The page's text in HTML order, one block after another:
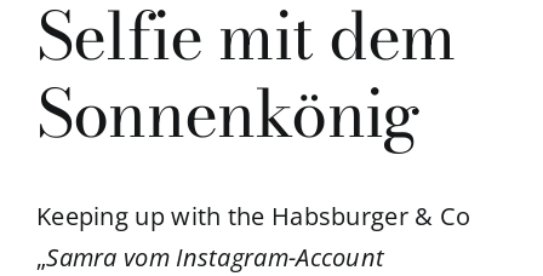
Selfie mit dem
Sonnenkönig
Keeping up with the Habsburger & Co
„Samra vom Instagram-Account